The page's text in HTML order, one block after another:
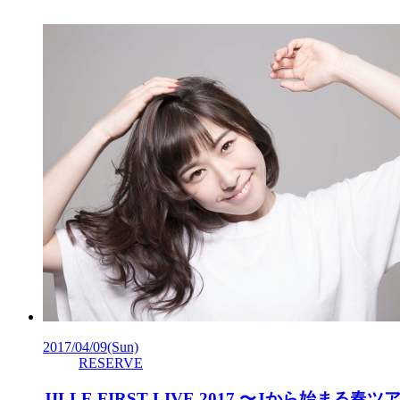
2017/04/09(Sun)
RESERVE